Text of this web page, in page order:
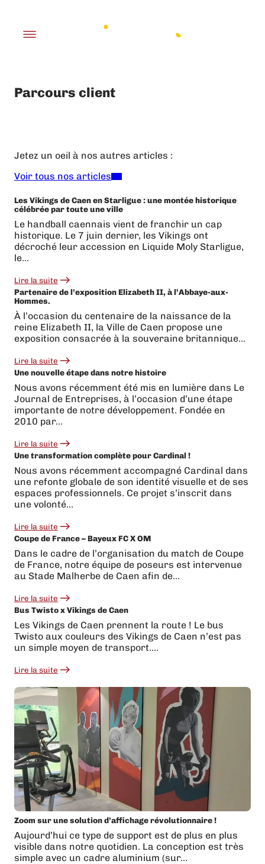
Parcours client
Jetez un oeil à nos autres articles :
Voir tous nos articles
Les Vikings de Caen en Starligue : une montée historique
célébrée par toute une ville
Le handball caennais vient de franchir un cap
historique. Le 7 juin dernier, les Vikings ont
décroché leur accession en Liquide Moly Starligue,
le…
Lire la suite
:
Les
Vikings
de
Caen
en
Starligue
montée
historique
par
toute
une
ville
Partenaire de l’exposition Elizabeth II, à l’Abbaye-aux-
Hommes.
À l’occasion du centenaire de la naissance de la
reine Elizabeth II, la Ville de Caen propose une
exposition consacrée à la souveraine britannique…
Lire la suite
:
Partenaire
de
l’exposition
Elizabeth
II,
à
l’Abbaye-
Hommes.
Une nouvelle étape dans notre histoire
Nous avons récemment été mis en lumière dans Le
Journal de Entreprises, à l’occasion d’une étape
importante de notre développement. Fondée en
2010 par…
Lire la suite
:
Une
nouvelle
étape
dans
notre
histoire
Une transformation complète pour Cardinal !
Nous avons récemment accompagné Cardinal dans
une refonte globale de son identité visuelle et de ses
espaces professionnels. Ce projet s’inscrit dans
une volonté…
Lire la suite
:
Une
transformation
complète
pour
Cardinal
Coupe de France – Bayeux FC X OM
Dans le cadre de l’organisation du match de Coupe
de France, notre équipe de poseurs est intervenue
au Stade Malherbe de Caen afin de…
Lire la suite
:
Coupe
de
France
–
Bayeux
OM
Bus Twisto x Vikings de Caen
Les Vikings de Caen prennent la route ! Le bus
Twisto aux couleurs des Vikings de Caen n’est pas
un simple moyen de transport.…
Lire la suite
:
Twisto
x
Vikings
de
Caen
Zoom sur une solution d’affichage révolutionnaire !
Aujourd’hui ce type de support est de plus en plus
visible dans notre quotidien. La conception est très
simple avec un cadre aluminium (sur…